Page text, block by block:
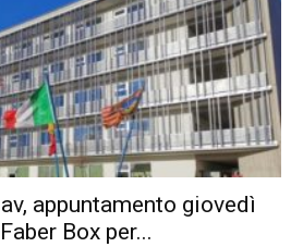
appuntamento giovedì
Box per...